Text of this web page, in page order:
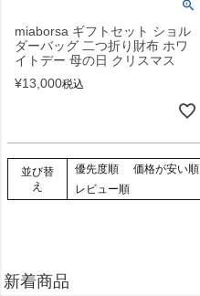
miaborsa ギフトセット ショル
ダーバッグ 二つ折り財布 ホワ
イトデー 母の日 クリスマス
¥13,000税込
並び替
え
優先度順 価格が安い順
レビュー順
新着商品